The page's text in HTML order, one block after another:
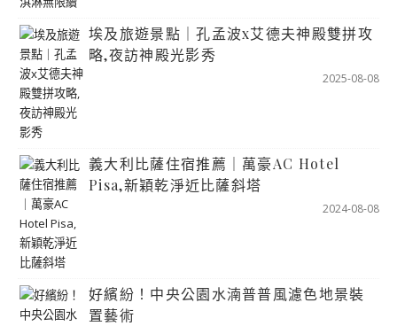
埃及旅遊景點｜孔孟波x艾德夫神殿雙拼攻
略,夜訪神殿光影秀
2025-08-08
義大利比薩住宿推薦｜萬豪AC Hotel
Pisa,新穎乾淨近比薩斜塔
2024-08-08
好繽紛！中央公園水湳普普風濾色地景裝
置藝術